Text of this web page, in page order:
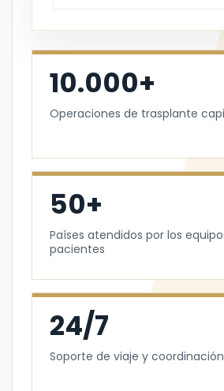
10.000+
Operaciones de trasplante
50+
Países atendidos por los
pacientes
24/7
Soporte de viaje y